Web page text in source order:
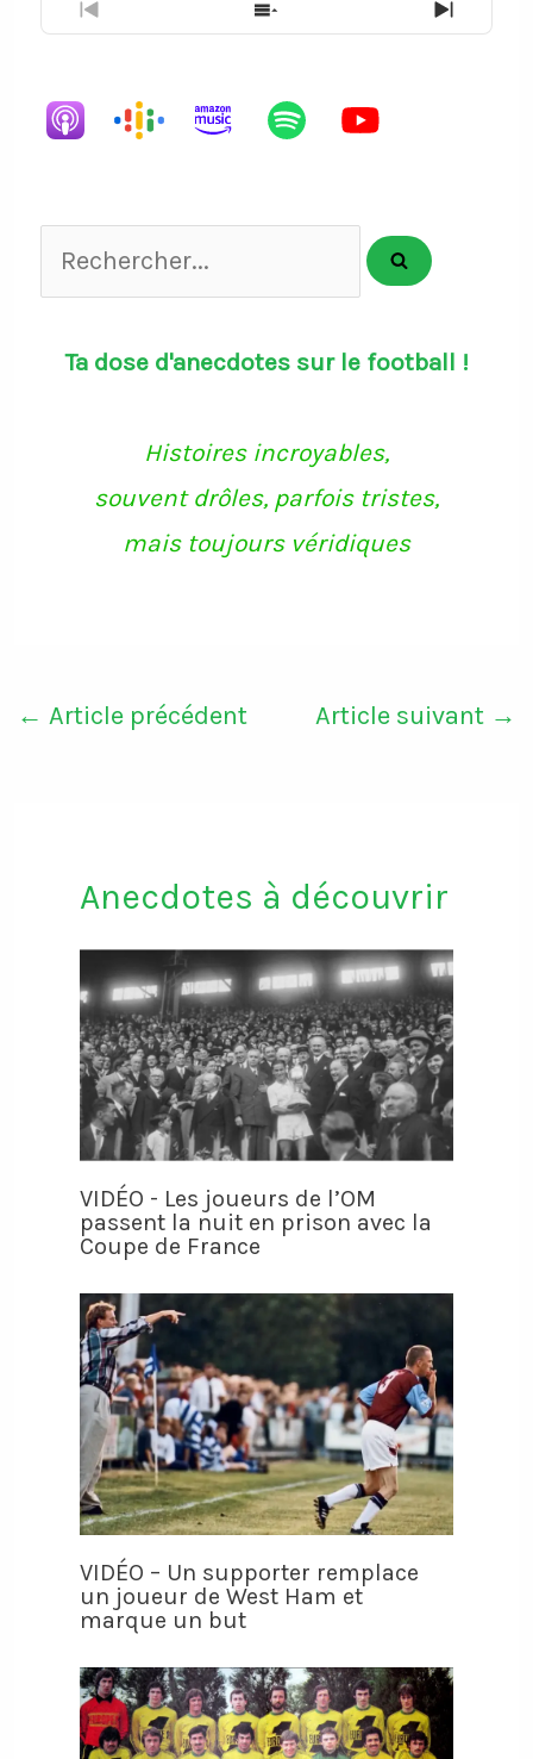
Previous
Episode
Show
Episodes
Next
Episode
Rechercher...
Ta dose d'anecdotes sur le football !
Histoires incroyables,
souvent drôles, parfois tristes,
mais toujours véridiques
← Article précédent Article suivant →
Anecdotes à découvrir
VIDÉO - Les joueurs de l’OM
passent la nuit en prison avec la
Coupe de France
VIDÉO – Un supporter remplace
un joueur de West Ham et
marque un but